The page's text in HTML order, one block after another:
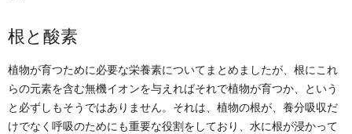
根と酸素
植物が育つために必要な栄養素についてまとめましたが、根にこれ
らの元素を含む無機イオンを与えればそれで植物が育つか、という
と必ずしもそうではありません。それは、植物の根が、養分吸収だ
けでなく呼吸のためにも重要な役割をしており、水に根が浸かって